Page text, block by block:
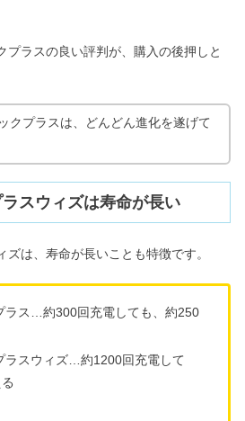
プラスの良い評判が、購入の後押しと
クプラスは、どんどん進化を遂げて
スウィズは寿命が長い
は、寿命が長いことも特徴です。
ラス…約300回充電しても、約250
ラスウィズ…約1200回充電して